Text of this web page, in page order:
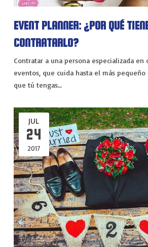
EVENT PLANNER: ¿POR QUÉ
CONTRATARLO?
Contratar a una persona especializada en
eventos, que cuida hasta el más
que tú tengas…
JUL
24
2017